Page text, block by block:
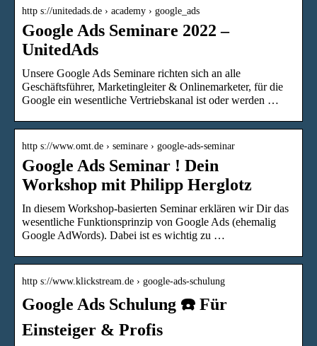
http s://unitedads.de › academy › google_ads
Google Ads Seminare 2022 –
UnitedAds
Unsere Google Ads Seminare richten sich an alle
Geschäftsführer, Marketingleiter & Onlinemarketer, für die
Google ein wesentliche Vertriebskanal ist oder werden …
http s://www.omt.de › seminare › google-ads-seminar
Google Ads Seminar ! Dein
Workshop mit Philipp Herglotz
In diesem Workshop-basierten Seminar erklären wir Dir das
wesentliche Funktionsprinzip von Google Ads (ehemalig
Google AdWords). Dabei ist es wichtig zu …
http s://www.klickstream.de › google-ads-schulung
Google Ads Schulung ☎️ Für
Einsteiger & Profis